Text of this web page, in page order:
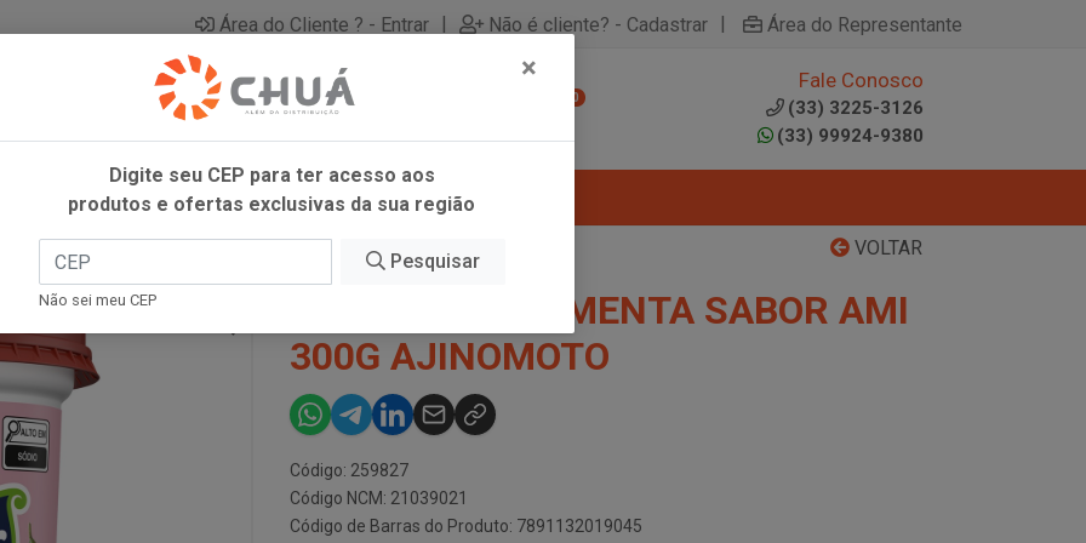
Área do Cliente ? - Entrar | Não é cliente? - Cadastrar | Área do Representante
0
Fale Conosco
(33) 3225-3126
(33) 99924-9380
VOLTAR
AMI 300G AJINOMOTO
TEMPERO C/ PIMENTA SABOR AMI
300G AJINOMOTO
Código: 259827
Código NCM: 21039021
Código de Barras do Produto: 7891132019045
×
Digite seu CEP para ter acesso aos
produtos e ofertas exclusivas da sua região
Pesquisar
Não sei meu CEP